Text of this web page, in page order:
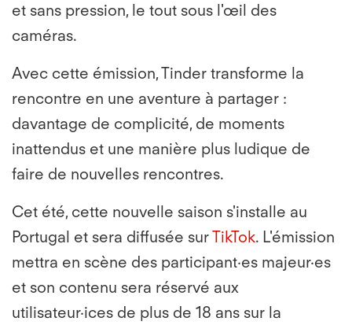
et sans pression, le tout sous l'œil des
caméras.
Avec cette émission, Tinder transforme la
rencontre en une aventure à partager :
davantage de complicité, de moments
inattendus et une manière plus ludique de
faire de nouvelles rencontres.
Cet été, cette nouvelle saison s'installe au
Portugal et sera diffusée surTikTok. L'émission
mettra en scène des participant·es majeur·es
et son contenu sera réservé aux
utilisateur·ices de plus de 18 ans sur la